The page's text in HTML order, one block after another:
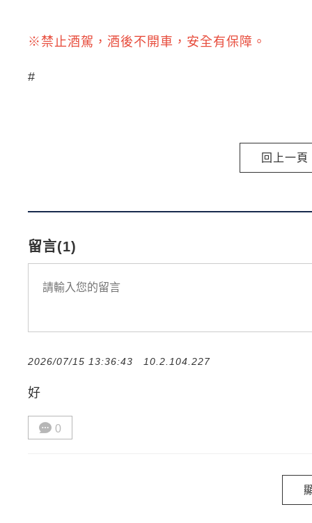
※禁止酒駕，酒後不開車，安全有保障。
#
回上一頁
留言(1)
2026/07/15 13:36:43 10.2.104.227
好
0